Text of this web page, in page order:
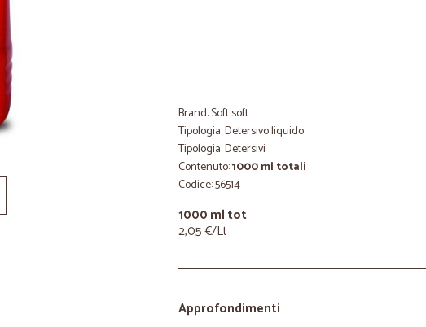
Brand: Soft soft
Tipologia: Detersivo liquido
Tipologia: Detersivi
Contenuto:1000 ml totali
Codice: 56514
1000 ml tot
2,05 €/Lt
Approfondimenti